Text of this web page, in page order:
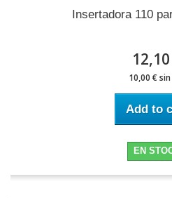
Insertadora 110
10,00 € sin
Add to
EN